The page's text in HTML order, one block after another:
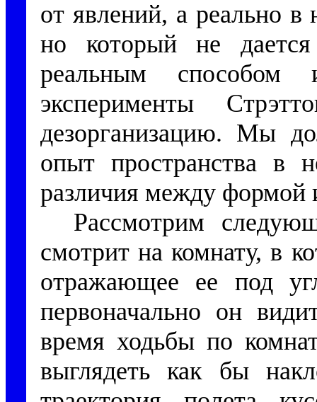
от явлений, а реально в
но который не
реальным
эксперименты
дезорганизацию. Мы
опыт пространства в
различия между формой
Рассмотрим
смотрит на комнату, в
отражающее ее под
первоначально он
время ходьбы по
выглядеть как бы